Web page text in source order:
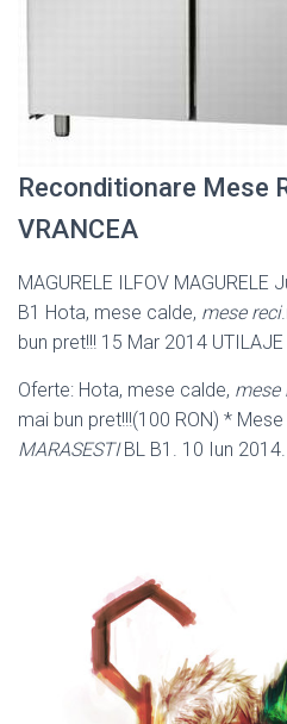
Reconditionare Mese
VRANCEA
MAGURELE ILFOV MAGURELE
B1 Hota, mese calde, mese reci
bun pret!!! 15 Mar 2014 UTILAJE
Oferte: Hota, mese calde, mese
mai bun pret!!!(100 RON) *
MARASESTIBL B1. 10 Iun 2014.